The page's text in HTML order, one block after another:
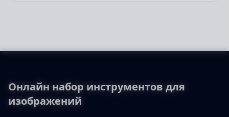
Онлайн набор инструментов для
изображений